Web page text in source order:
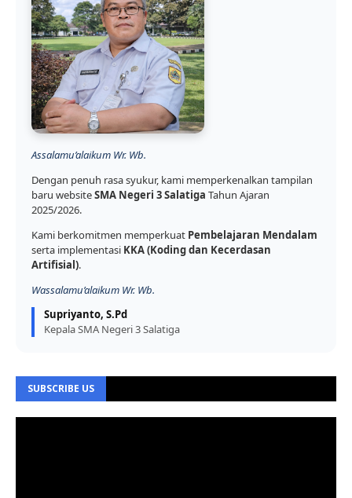
Assalamu’alaikum Wr. Wb.
Dengan penuh rasa syukur, kami memperkenalkan tampilan
baru websiteSMA Negeri 3 Salatiga Tahun Ajaran
2025/2026.
Kami berkomitmen memperkuat Pembelajaran Mendalam
serta implementasi KKA (Koding dan Kecerdasan
Artifisial).
Wassalamu’alaikum Wr. Wb.
Supriyanto, S.Pd
Kepala SMA Negeri 3 Salatiga
SUBSCRIBE US